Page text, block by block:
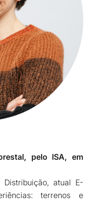
pelo ISA, em
atual E-
terrenos e